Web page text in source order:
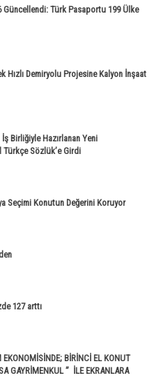
Türk Pasaportu 199 Ülke
Hızlı Demiryolu Projesine Kalyon İnşaat
Birliğiyle Hazırlanan Yeni
Türkçe Sözlük’e Girdi
Seçimi Konutun Değerini Koruyor
127 arttı
BİRİNCİ EL KONUT
GAYRİMENKUL ” İLE EKRANLARA